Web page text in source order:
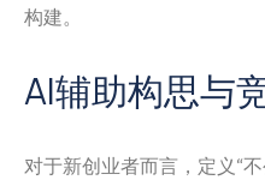
构建。
AI辅助构思与
对于新创业者而言，定义“